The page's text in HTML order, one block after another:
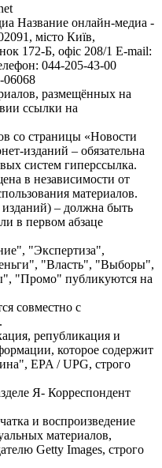
Название онлайн-медиа -
місто Київ,
172-Б, офіс 208/1 E-mail:
044-205-43-00
06068
размещённых на
ссылки на
со страницы «Новости
изданий – обязательна
систем гиперссылка.
в независимости от
материалов.
– должна быть
в первом абзаце
"Экспертиза",
"Власть", "Выборы",
"Промо" публикуются на
совместно с
републикация и
которое содержит
EPA / UPG, строго
Я- Корреспондент
и воспроизведение
материалов,
Getty Images, строго